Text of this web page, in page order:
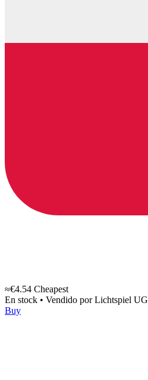
≈€4.54 Cheapest
En stock • Vendido porLichtspiel UG
Buy